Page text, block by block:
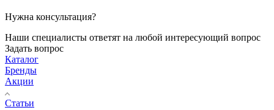
Нужна консультация?
Наши специалисты ответят на любой интересующий вопрос
Задать вопрос
Каталог
Бренды
Акции
Статьи